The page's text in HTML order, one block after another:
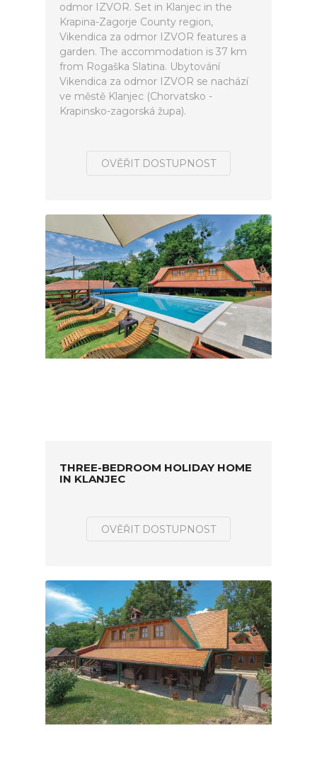
odmor IZVOR. Set in Klanjec in the
Krapina-Zagorje County region,
Vikendica za odmor IZVOR features a
garden. The accommodation is 37 km
from Rogaška Slatina. Ubytování
Vikendica za odmor IZVOR se nachází
ve městě Klanjec (Chorvatsko -
Krapinsko-zagorská župa).
OVĚŘIT DOSTUPNOST
THREE-BEDROOM HOLIDAY HOME
IN KLANJEC
OVĚŘIT DOSTUPNOST